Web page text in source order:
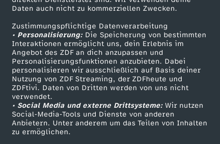
Daten auch nicht zu kommerziellen Zwecken.
Zustimmungspflichtige Datenverarbeitung
• Personalisierung:Die Speicherung von bestimmten
Interaktionen ermöglicht uns, dein Erlebnis im
Angebot des ZDF an dich anzupassen und
Personalisierungsfunktionen anzubieten. Dabei
personalisieren wir ausschließlich auf Basis deiner
Nutzung von ZDF Streaming, der ZDFheute und
ZDFtivi. Daten von Dritten werden von uns nicht
verwendet.
• Social Media und externe Drittsysteme:Wir nutzen
Social-Media-Tools und Dienste von anderen
Anbietern. Unter anderem um das Teilen von Inhalten
zu ermöglichen.
o
n
a
u
n
s
ZDFtext
Livestreams
Sendungen A-Z
TV-Programm
Tickets
Zuschauerservice
Hilfe
ZDF Unternehmen
Karriere